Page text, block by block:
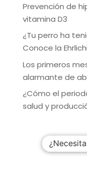
Prevención de
vitamina D3
¿Tu perro ha
Conoce la
Los primeros
alarmante de
¿Cómo el
salud y